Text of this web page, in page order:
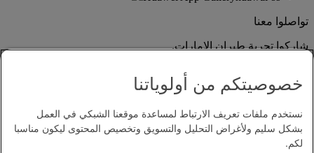
تواصلوا معنا
شاركوا تجربة طيران الإمارات.
خصوصيتكم من أولوياتنا
نستخدم ملفات تعريف الارتباط لمساعدة موقعنا الشبكي في العمل
بشكل سليم ولأغراض التحليل والتسويق وتخصيص المحتوى ليكون مناسبا
لكم.